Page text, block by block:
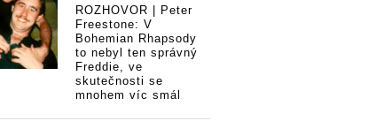
ROZHOVOR | Peter
Freestone: V
Bohemian Rhapsody
to nebyl ten správný
Freddie, ve
skutečnosti se
mnohem víc smál